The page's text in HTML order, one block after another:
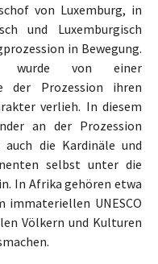
von Luxemburg, in
und Luxemburgisch
in Bewegung.
wurde von einer
der Prozession ihren
verlieh. In diesem
an der Prozession
die Kardinäle und
selbst unter die
In Afrika gehören etwa
UNESCO
Völkern und Kulturen